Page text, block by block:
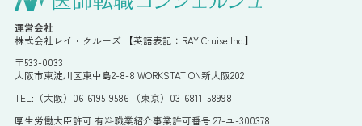
運営会社
株式会社レイ・クルーズ 【英語表記：RAY Cruise Inc.】
〒533-0033
大阪市東淀川区東中島2-8-8 WORKSTATION新大阪202
TEL:（大阪）06-6195-9586 （東京）03-6811-58998
厚生労働大臣許可 有料職業紹介事業許可番号 27-ユ-300378